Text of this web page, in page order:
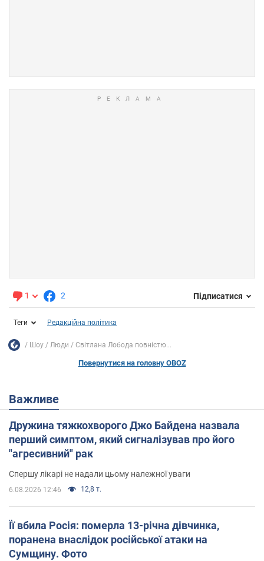
1 2 Підписатися
Теги Редакційна політика
Шоу Люди Світлана Лобода повністю...
Повернутися на головну OBOZ
Важливе
Дружина тяжкохворого Джо Байдена назвала
перший симптом, який сигналізував про його
"агресивний" рак
Спершу лікарі не надали цьому належної уваги
6.08.2026 12:46 12,8 т.
Її вбила Росія: померла 13-річна дівчинка,
поранена внаслідок російської атаки на
Сумщину. Фото